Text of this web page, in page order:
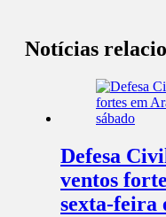
Notícias
Defesa
ventos
sexta-feira